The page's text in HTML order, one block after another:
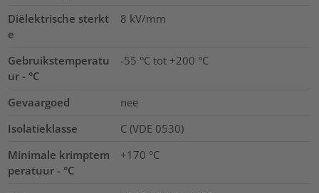
Diëlektrische sterkt
e
8 kV/mm
Gebruikstemperatu
ur - °C
-55 °C tot +200 °C
Gevaargoed
nee
Isolatieklasse
C (VDE 0530)
Minimale krimptem
peratuur - °C
+170 °C